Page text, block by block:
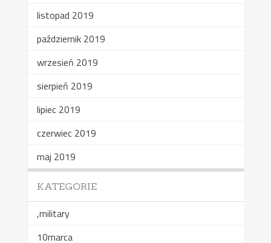
listopad 2019
październik 2019
wrzesień 2019
sierpień 2019
lipiec 2019
czerwiec 2019
maj 2019
KATEGORIE
,military
10marca